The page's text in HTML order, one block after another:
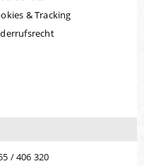
& Tracking
/ 406 320